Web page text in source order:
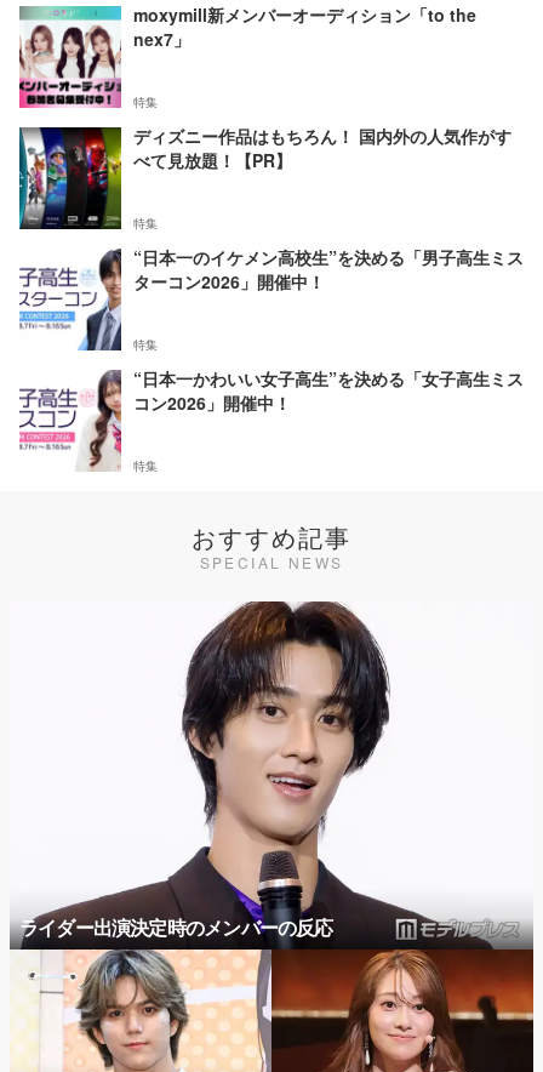
moxymill新メンバーオーディション「to the
nex7」
特集
ディズニー作品はもちろん！ 国内外の人気作がす
べて見放題！【PR】
特集
“日本一のイケメン高校生”を決める「男子高生ミス
ターコン2026」開催中！
特集
“日本一かわいい女子高生”を決める「女子高生ミス
コン2026」開催中！
特集
おすすめ記事
SPECIAL NEWS
ライダー出演決定時のメンバーの反応